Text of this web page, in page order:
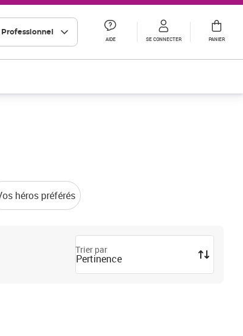
Professionnel
AIDE SE CONNECTER PANIER
héros préférés
Trier par
Pertinence